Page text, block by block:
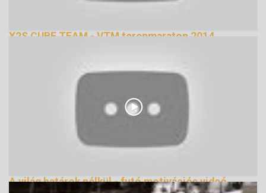
X2S CUBE TEAM - VTM terepmaraton 2014
A világ határok nélkül - futó motivációs videó